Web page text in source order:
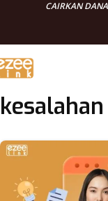
CAIRKAN DANA